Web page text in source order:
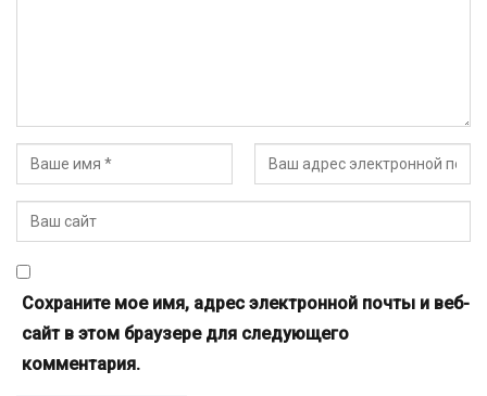
Сохраните мое имя, адрес электронной почты и веб-
сайт в этом браузере для следующего
комментария.